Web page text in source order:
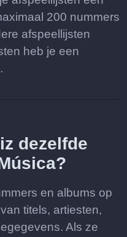
200 nummers
afspeellijsten
heb je een
dezelfde
en albums op
titels, artiesten,
Als ze